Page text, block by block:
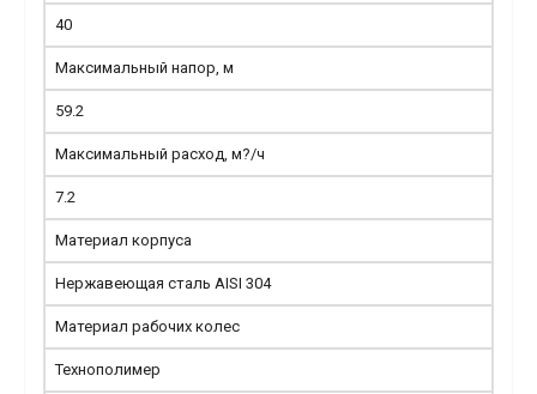
40
Максимальный напор, м
59.2
Максимальный расход, м?/ч
7.2
Материал корпуса
Нержавеющая сталь AISI 304
Материал рабочих колес
Технополимер